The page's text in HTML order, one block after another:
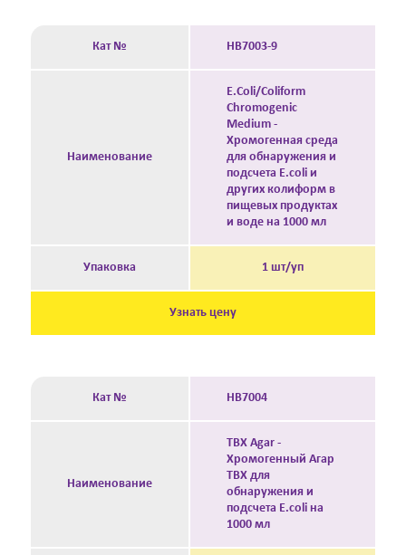
Кат № HB7003-9
Наименование
E.Coli/Coliform
Chromogenic
Medium -
Хромогенная среда
для обнаружения и
подсчета E.coli и
других колиформ в
пищевых продуктах
и воде на 1000 мл
Упаковка 1 шт/уп
Узнать цену
Кат № HB7004
Наименование
TBX Agar -
Хромогенный Агар
ТВХ для
обнаружения и
подсчета E.coli на
1000 мл